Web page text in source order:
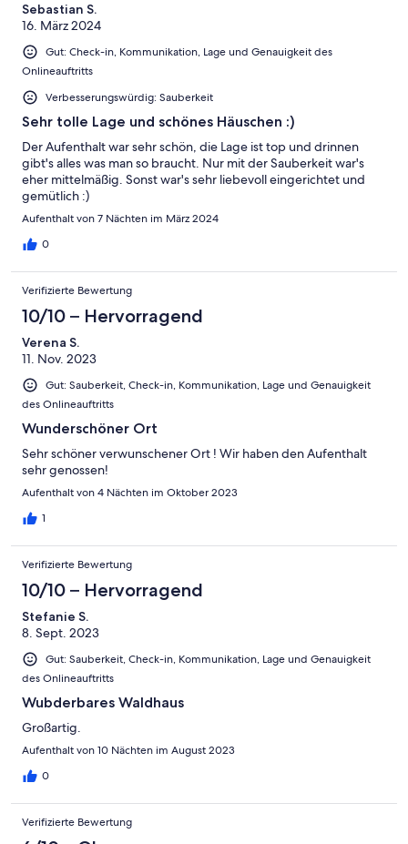
Sebastian S.
16. März 2024
Gut: Check-in, Kommunikation, Lage und Genauigkeit des
Onlineauftritts
Verbesserungswürdig: Sauberkeit
Sehr tolle Lage und schönes Häuschen :)
Der Aufenthalt war sehr schön, die Lage ist top und drinnen
gibt's alles was man so braucht. Nur mit der Sauberkeit war's
eher mittelmäßig. Sonst war's sehr liebevoll eingerichtet und
gemütlich :)
Aufenthalt von 7 Nächten im März 2024
0
Verifizierte Bewertung
10/10 – Hervorragend
Verena S.
11. Nov. 2023
Gut: Sauberkeit, Check-in, Kommunikation, Lage und Genauigkeit
des Onlineauftritts
Wunderschöner Ort
Sehr schöner verwunschener Ort ! Wir haben den Aufenthalt
sehr genossen!
Aufenthalt von 4 Nächten im Oktober 2023
1
Verifizierte Bewertung
10/10 – Hervorragend
Stefanie S.
8. Sept. 2023
Gut: Sauberkeit, Check-in, Kommunikation, Lage und Genauigkeit
des Onlineauftritts
Wubderbares Waldhaus
Großartig.
Aufenthalt von 10 Nächten im August 2023
0
Verifizierte Bewertung